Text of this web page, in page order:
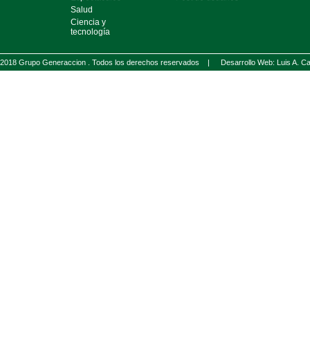
Salud
Ciencia y
tecnología
2018 Grupo Generaccion . Todos los derechos reservados | Desarrollo Web: Luis